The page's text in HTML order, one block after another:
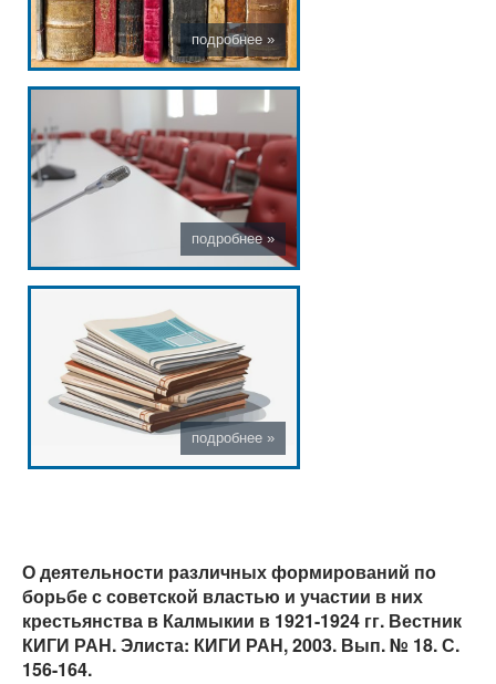
О деятельности различных формирований по
борьбе с советской властью и участии в них
крестьянства в Калмыкии в 1921-1924 гг. Вестник
КИГИ РАН. Элиста: КИГИ РАН, 2003. Вып. № 18. С.
156-164.